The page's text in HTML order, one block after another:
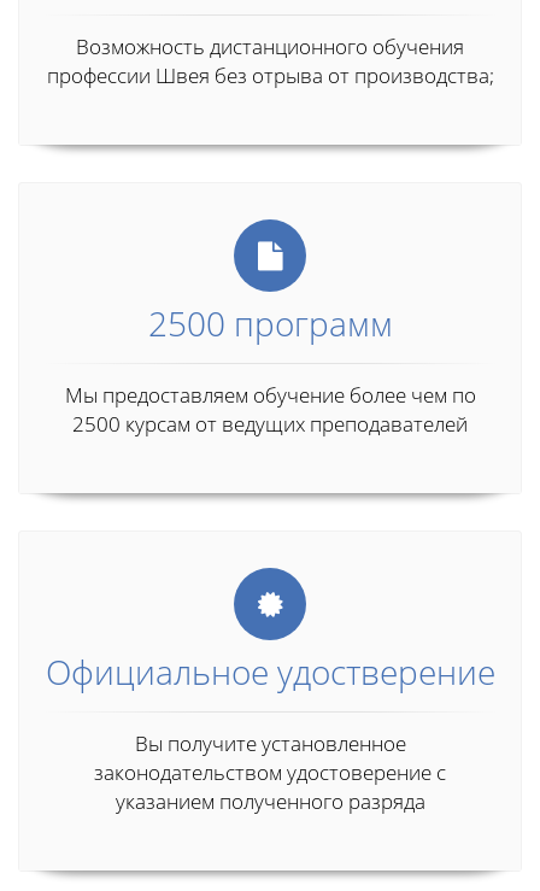
Возможность дистанционного обучения
профессии Швея без отрыва от производства;
2500 программ
Мы предоставляем обучение более чем по
2500 курсам от ведущих преподавателей
Официальное удостверение
Вы получите установленное
законодательством удостоверение с
указанием полученного разряда